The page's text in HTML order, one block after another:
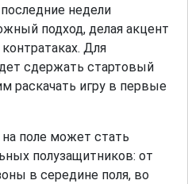
недели
подход, делая акцент
Для
сдержать стартовый
раскачать игру в первые
поле может стать
полузащитников: от
в середине поля, во